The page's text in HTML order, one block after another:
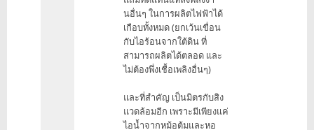
นอื่นๆ ในการผลิตไฟฟ้าได้
เกือบทั้งหมด (ยกเว้นเขื่อน
กับไอร้อนจากใต้ดิน ที่
สามารถผลิตได้ตลอด และ
ไม่ต้องพึ่งเชื้อเพลิงอื่นๆ)
และที่สำคัญ เป็นมิตรกับสิง
แวดล้อมอีก เพราะมีเพียงแค่
ไอน้ำจากหม้อต้มและหอ